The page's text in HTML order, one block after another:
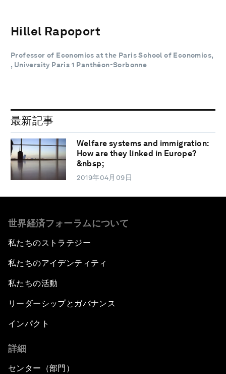
Hillel Rapoport
Professor of Economics at the Paris School of Economics,
, University Paris 1 Panthéon-Sorbonne
最新記事
Welfare systems and immigration:
How are they linked in Europe?
&nbsp;
2019年04月09日
世界経済フォーラムについて
私たちのストラテジー
私たちのアイデンティティ
私たちの活動
リーダーシップとガバナンス
インパクト
詳細
センター（部門）